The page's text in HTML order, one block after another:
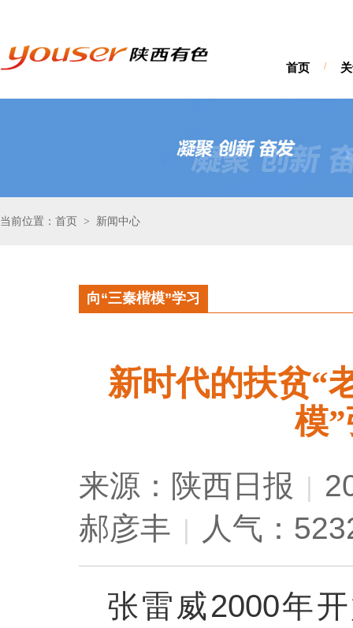
首页 /
当前位置：首页 > 新闻中心
向“三秦楷模”学习
新时代的扶贫“
模
来源：陕西日报 |
郝彦丰 | 人气：
张雷威2000年